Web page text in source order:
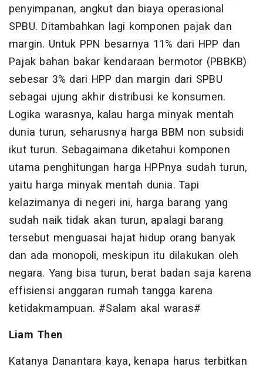
penyimpanan, angkut dan biaya operasional
SPBU. Ditambahkan lagi komponen pajak dan
margin. Untuk PPN besarnya 11% dari HPP dan
Pajak bahan bakar kendaraan bermotor (PBBKB)
sebesar 3% dari HPP dan margin dari SPBU
sebagai ujung akhir distribusi ke konsumen.
Logika warasnya, kalau harga minyak mentah
dunia turun, seharusnya harga BBM non subsidi
ikut turun. Sebagaimana diketahui komponen
utama penghitungan harga HPPnya sudah turun,
yaitu harga minyak mentah dunia. Tapi
kelazimanya di negeri ini, harga barang yang
sudah naik tidak akan turun, apalagi barang
tersebut menguasai hajat hidup orang banyak
dan ada monopoli, meskipun itu dilakukan oleh
negara. Yang bisa turun, berat badan saja karena
effisiensi anggaran rumah tangga karena
ketidakmampuan. #Salam akal waras#
Liam Then
Katanya Danantara kaya, kenapa harus terbitkan